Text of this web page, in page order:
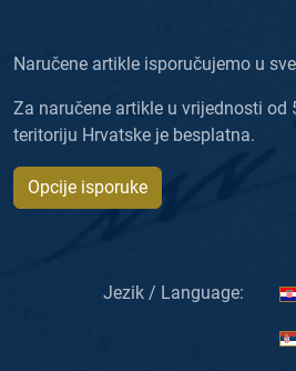
Naručene artikle isporučujemo u
Za naručene artikle u vrijednosti od
teritoriju Hrvatske je besplatna.
Opcije isporuke
Jezik / Language: